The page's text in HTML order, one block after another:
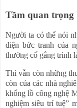
Tầm quan trọng
Người ta có thể nói
diện bức tranh của
thường cố gắng trình
Thì vẫn còn những
còn của các nhà
khổng lồ công nghệ
nghiệm siêu trí tuệ”